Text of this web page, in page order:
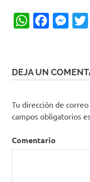
DEJA UN
Tu dirección de
campos obligatorios
Comentario